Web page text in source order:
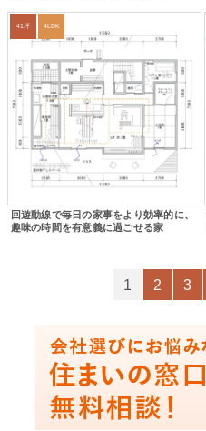
41坪 4LDK
回遊動線で毎日の家事をより効率的に、
趣味の時間を有意義に過ごせる家
1 2 3